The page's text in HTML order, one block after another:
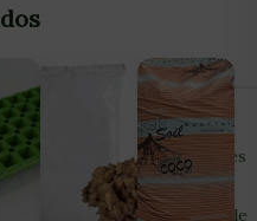
primeras 2 semanas de la
a activar la floración antes
asegurará que las plantas
y maximizar el crecimiento de